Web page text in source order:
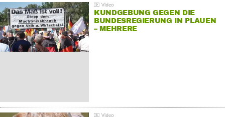
KUNDGEBUNG GEGEN DIE
BUNDESREGIERUNG IN PLAUEN
– MEHRERE